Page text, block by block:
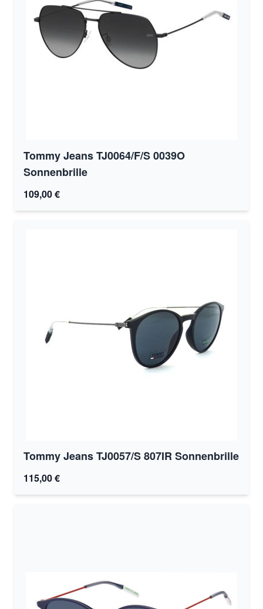
Tommy Jeans TJ0064/F/S 0039O
Sonnenbrille
109,00 €
Tommy Jeans TJ0057/S 807IR Sonnenbrille
115,00 €